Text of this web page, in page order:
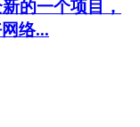
的一个项目，
络...